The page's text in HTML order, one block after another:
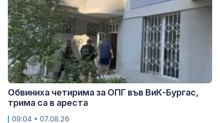
Обвиниха четирима за ОПГ във ВиК-Бургас,
трима са в ареста
09:04 • 07.08.26